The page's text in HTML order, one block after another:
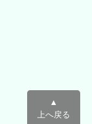
▲
上へ戻る